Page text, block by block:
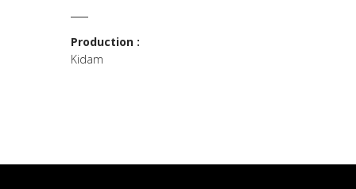
Production :
Kidam